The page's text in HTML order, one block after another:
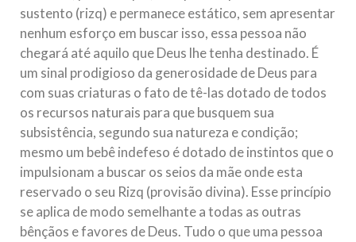
sustento (rizq) e permanece estático, sem apresentar
nenhum esforço em buscar isso, essa pessoa não
chegará até aquilo que Deus lhe tenha destinado. É
um sinal prodigioso da generosidade de Deus para
com suas criaturas o fato de tê-las dotado de todos
os recursos naturais para que busquem sua
subsistência, segundo sua natureza e condição;
mesmo um bebê indefeso é dotado de instintos que o
impulsionam a buscar os seios da mãe onde esta
reservado o seu Rizq (provisão divina). Esse princípio
se aplica de modo semelhante a todas as outras
bênçãos e favores de Deus. Tudo o que uma pessoa